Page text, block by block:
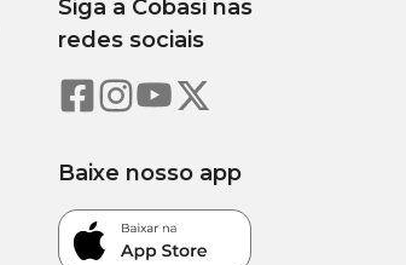
Siga a Cobasi nas
redes sociais
Baixe nosso app